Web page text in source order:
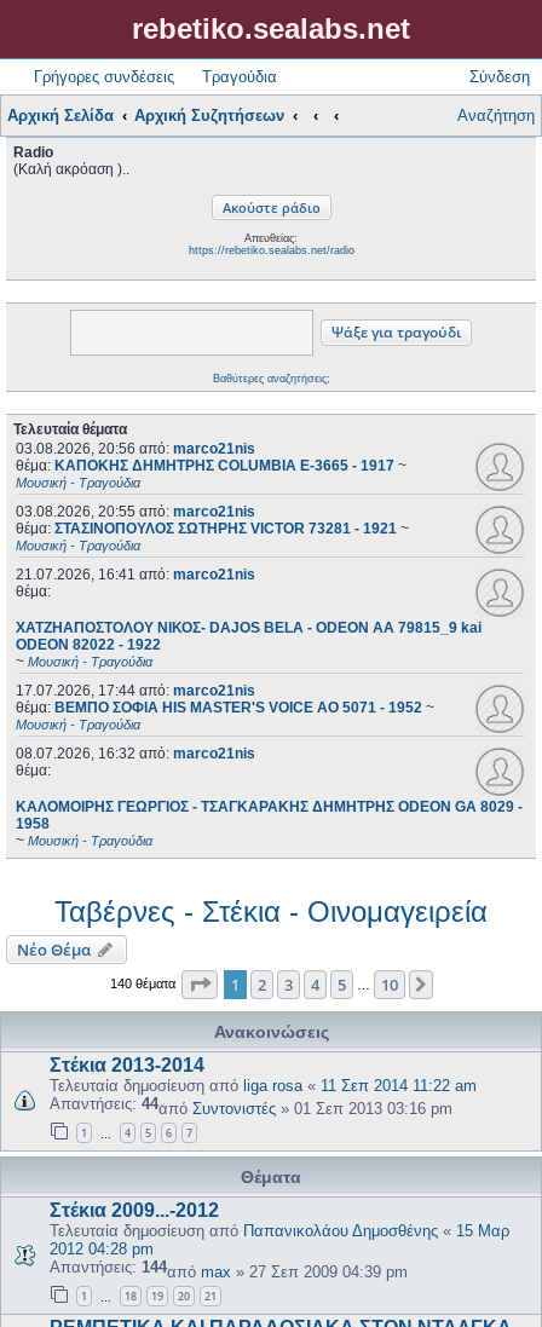
rebetiko.sealabs.net
Γρήγορες συνδέσεις Τραγούδια Σύνδεση
Αρχική Σελίδα Αρχική Συζητήσεων Αναζήτηση
Radio
(Καλή ακρόαση )..
Απευθείας:
https://rebetiko.sealabs.net/radio
Βαθύτερες αναζητήσεις;
Τελευταία θέματα
03.08.2026, 20:56 από: marco21nis
θέμα: ΚΑΠΟΚΗΣ ΔΗΜΗΤΡΗΣ COLUMBIA E-3665 - 1917 ~
Μουσική - Τραγούδια
03.08.2026, 20:55 από: marco21nis
θέμα: ΣΤΑΣΙΝΟΠΟΥΛΟΣ ΣΩΤΗΡΗΣ VICTOR 73281 - 1921 ~
Μουσική - Τραγούδια
21.07.2026, 16:41 από: marco21nis
θέμα:
ΧΑΤΖΗΑΠΟΣΤΟΛΟΥ ΝΙΚΟΣ- DAJOS BELA - ODEON AA 79815_9 kai
ODEON 82022 - 1922
~ Μουσική - Τραγούδια
17.07.2026, 17:44 από: marco21nis
θέμα: ΒΕΜΠΟ ΣΟΦΙΑ HIS MASTER'S VOICE AO 5071 - 1952 ~
Μουσική - Τραγούδια
08.07.2026, 16:32 από: marco21nis
θέμα:
ΚΑΛΟΜΟΙΡΗΣ ΓΕΩΡΓΙΟΣ - ΤΣΑΓΚΑΡΑΚΗΣ ΔΗΜΗΤΡΗΣ ODEON GA 8029 -
1958
~ Μουσική - Τραγούδια
Ταβέρνες - Στέκια - Οινομαγειρεία
Νέο Θέμα
140 θέματα Σελίδα από10
1 2 3 4 5 10
Ανακοινώσεις
Στέκια 2013-2014
Τελευταία δημοσίευση από liga rosa « 11 Σεπ 2014 11:22 am
Απαντήσεις: 44από Συντονιστές » 01 Σεπ 2013 03:16 pm
1 4 5 6 7
Θέματα
Στέκια 2009...-2012
Τελευταία δημοσίευση από Παπανικολάου Δημοσθένης « 15 Μαρ
2012 04:28 pm
Απαντήσεις: 144από max » 27 Σεπ 2009 04:39 pm
1 18 19 20 21